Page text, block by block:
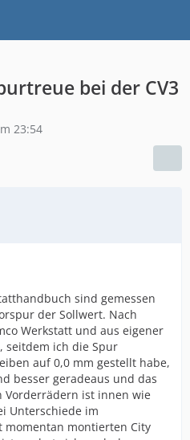
bei der CV3
23:54
sind gemessen
der Sollwert. Nach
Werkstatt und aus eigener
seitdem ich die Spur
auf 0,0 mm gestellt habe,
besser geradeaus und das
Vorderrädern ist innen wie
Unterschiede im
momentan montierten City